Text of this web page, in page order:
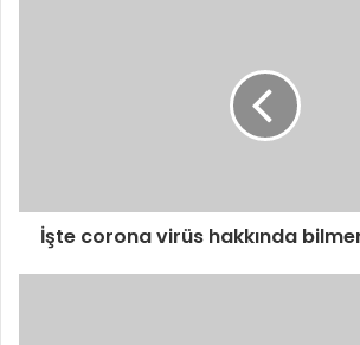
İşte corona virüs hakkında